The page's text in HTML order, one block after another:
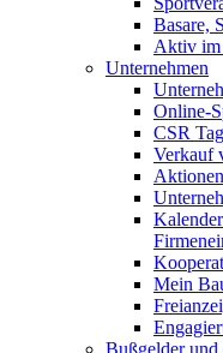
Basare,
Aktiv im
Unternehmen
Online-
CSR
Verkauf
Mein
Bußgelder und